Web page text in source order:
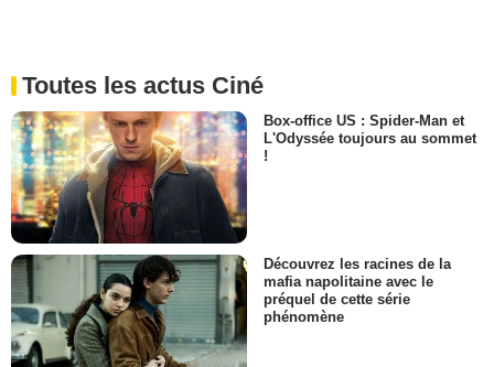
Toutes les actus Ciné
Box-office US : Spider-Man et
L'Odyssée toujours au sommet
!
Découvrez les racines de la
mafia napolitaine avec le
préquel de cette série
phénomène